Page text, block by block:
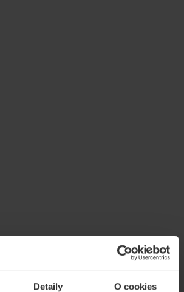
Detaily O cookies